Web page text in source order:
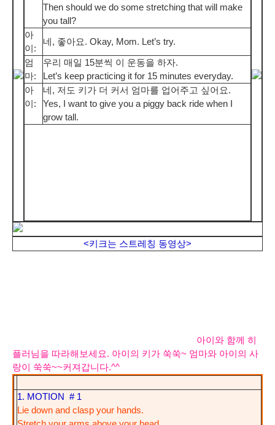
Then should we do some stretching that will make
you tall?
아
이:
네, 좋아요. Okay, Mom. Let’s try.
엄
마:
우리 매일 15분씩 이 운동을 하자.
Let’s keep practicing it for 15 minutes everyday.
아
이:
네, 저도 키가 더 커서 엄마를 업어주고 싶어요.
Yes, I want to give you a piggy back ride when I
grow tall.
<키크는 스트레칭 동영상>
아이와 함께 히
플러님을 따라해보세요. 아이의 키가 쑥쑥~ 엄마와 아이의 사
랑이 쑥쑥~~커져갑니다.^^
1. MOTION # 1
Lie down and clasp your hands.